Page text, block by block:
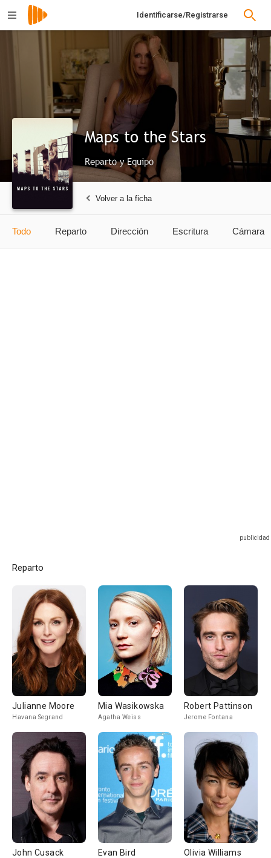
Identificarse/Registrarse
Maps to the Stars
Reparto y Equipo
Volver a la ficha
Todo Reparto Dirección Escritura Cámara
Reparto
Julianne Moore
Havana Segrand
Mia Wasikowska
Agatha Weiss
Robert Pattinson
Jerome Fontana
John Cusack Evan Bird Olivia Williams